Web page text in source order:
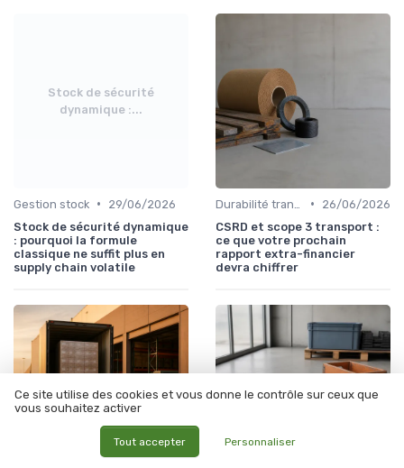
Stock de sécurité
dynamique :...
Gestion stock •
29/06/2026
Stock de sécurité dynamique
: pourquoi la formule
classique ne suffit plus en
supply chain volatile
•
26/06/2026
CSRD et scope 3 transport :
ce que votre prochain
rapport extra-financier
devra chiffrer
Ce site utilise des cookies et vous donne le contrôle sur ceux que
vous souhaitez activer
Tout accepter Personnaliser